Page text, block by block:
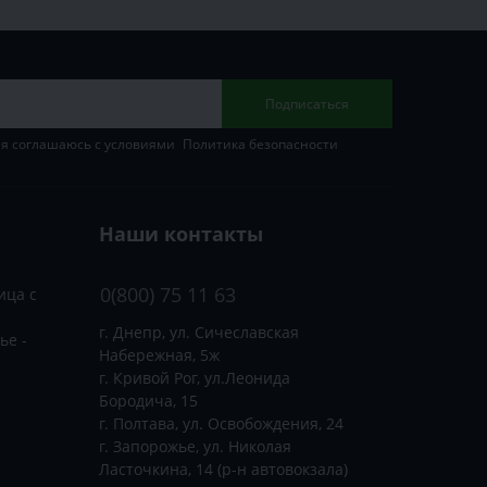
Подписаться
соглашаюсь с условиями Политика безопасности
с
-
Наши контакты
0(800) 75 11 63
г. Днепр, ул. Сичеславская
Набережная, 5ж
г. Кривой Рог, ул.Леонида
Бородича, 15
г. Полтава, ул. Освобождения, 24
г. Запорожье, ул. Николая
Ласточкина, 14 (р-н автовокзала)